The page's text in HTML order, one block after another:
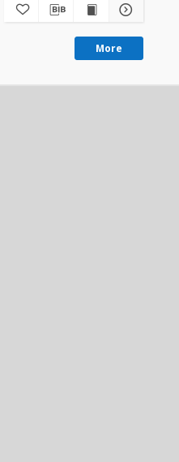
More